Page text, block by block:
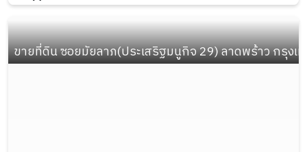
ขายที่ดิน ซอยมัยลาภ(ประเสริฐมนูกิจ 29) ลาดพร้าว กรุงเ